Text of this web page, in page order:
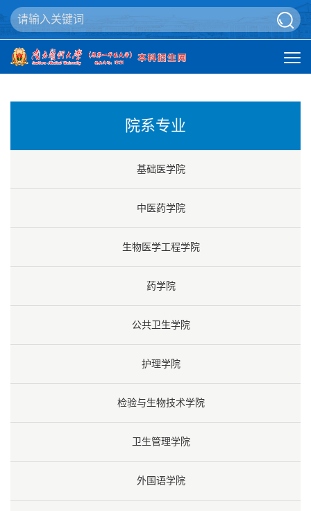
院系专业
基础医学院
中医药学院
生物医学工程学院
药学院
公共卫生学院
护理学院
检验与生物技术学院
卫生管理学院
外国语学院